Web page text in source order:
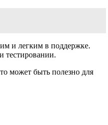
и легким в поддержке.
тестировании.
может быть полезно для